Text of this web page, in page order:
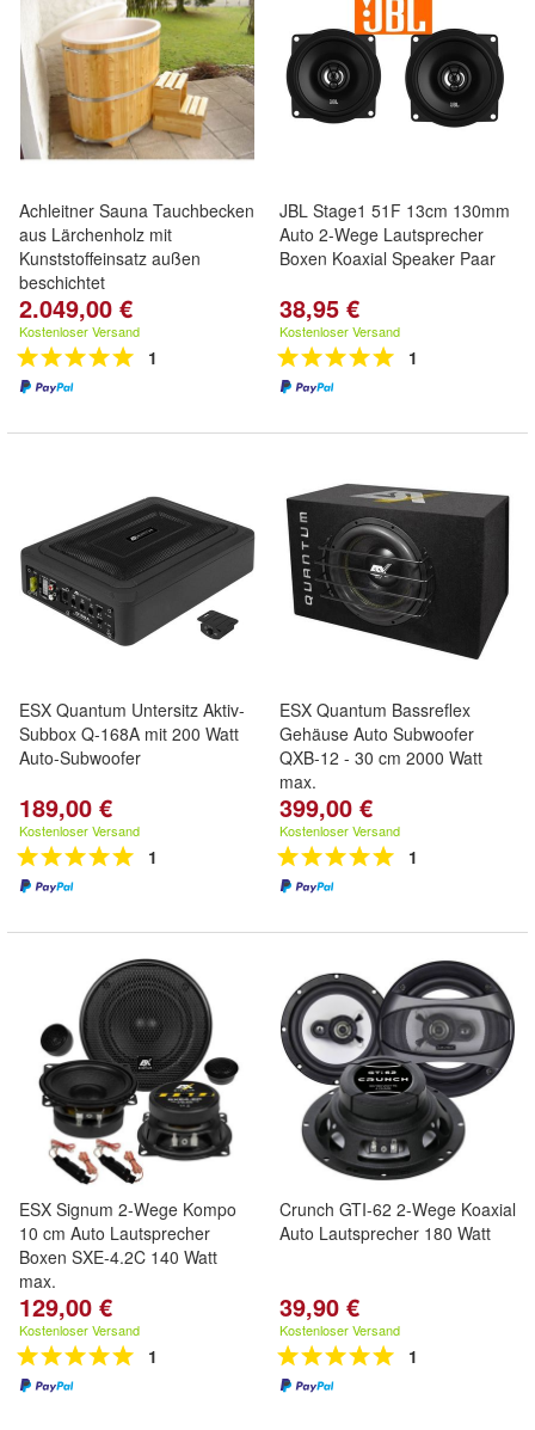
Achleitner Sauna Tauchbecken
aus Lärchenholz mit
Kunststoffeinsatz außen
beschichtet
2.049,00 €
Kostenloser Versand
1
JBL Stage1 51F 13cm 130mm
Auto 2-Wege Lautsprecher
Boxen Koaxial Speaker Paar
38,95 €
Kostenloser Versand
1
ESX Quantum Untersitz Aktiv-
Subbox Q-168A mit 200 Watt
Auto-Subwoofer
189,00 €
Kostenloser Versand
1
ESX Quantum Bassreflex
Gehäuse Auto Subwoofer
QXB-12 - 30 cm 2000 Watt
max.
399,00 €
Kostenloser Versand
1
ESX Signum 2-Wege Kompo
10 cm Auto Lautsprecher
Boxen SXE-4.2C 140 Watt
max.
129,00 €
Kostenloser Versand
1
Crunch GTI-62 2-Wege Koaxial
Auto Lautsprecher 180 Watt
39,90 €
Kostenloser Versand
1